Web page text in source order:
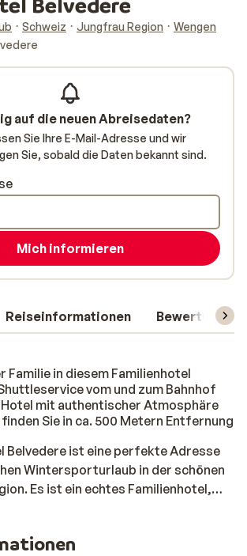
Schweiz Jungfrau Region
Wengen
Reiseinformationen Bewertungen
Familie in diesem Familienhotel
vom und zum Bahnhof
mit authentischer Atmosphäre
Sie in ca. 500 Metern Entfernung
Belvedere ist eine perfekte Adresse
Wintersporturlaub in der schönen
Es ist ein echtes Familienhotel,
mit Kindern. Es befindet sich am
entfernt. In diesem Hotel wartet
auf die neuen Abreisedaten?
Sie Ihre E-Mail-Adresse und wir
Sie, sobald die Daten bekannt sind.
Mich informieren